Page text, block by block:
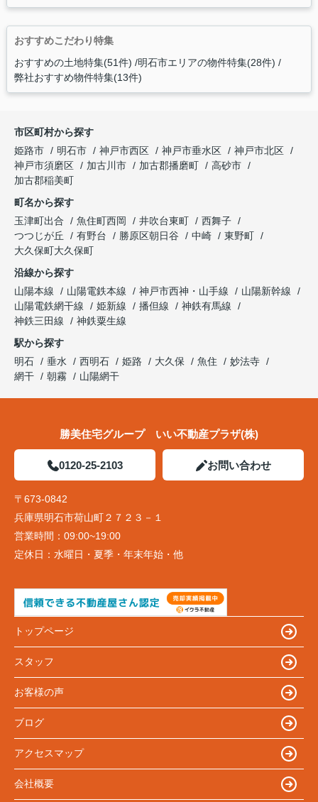
おすすめこだわり特集
おすすめの土地特集(51件) 明石市エリアの物件特集(28件)
弊社おすすめ物件特集(13件)
市区町村から探す
姫路市
明石市 神戸市西区 神戸市垂水区
神戸市北区
神戸市須磨区
加古川市 加古郡播磨町
高砂市
加古郡稲美町
町名から探す
玉津町出合
魚住町西岡 井吹台東町
西舞子
つつじが丘
有野台 勝原区朝日谷 中崎
東野町
大久保町大久保町
沿線から探す
山陽本線
山陽電鉄本線 神戸市西神・山手線
山陽新幹線
山陽電鉄網干線
姫新線 播但線
神鉄有馬線
神鉄三田線
神鉄粟生線
駅から探す
明石
垂水 西明石 姫路 大久保 魚住
妙法寺
網干
朝霧 山陽網干
勝美住宅グループ いい不動産プラザ(株)
0120-25-2103 お問い合わせ
〒673-0842
兵庫県明石市荷山町２７２３－１
営業時間： 09:00~19:00
定休日： 水曜日・夏季・年末年始・他
トップページ
スタッフ
お客様の声
ブログ
アクセスマップ
会社概要